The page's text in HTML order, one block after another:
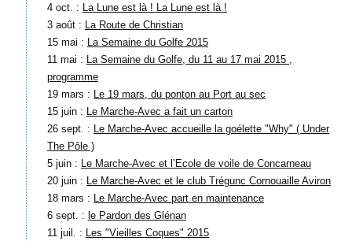
4 oct. :
La Lune est là ! La Lune est là !
3 août :
La Route de Christian
15 mai :
La Semaine du Golfe 2015
11 mai :
La Semaine du Golfe, du 11 au 17 mai 2015 ,
programme
19 mars :
Le 19 mars, du ponton au Port au sec
15 juin :
Le Marche-Avec a fait un carton
26 sept. :
Le Marche-Avec accueille la goélette "Why" ( Under
The Pôle )
5 juin :
Le Marche-Avec et l’Ecole de voile de Concarneau
20 juin :
Le Marche-Avec et le club Trégunc Cornouaille Aviron
18 mars :
Le Marche-Avec part en maintenance
6 sept. : le Pardon des Glénan
11 juil. :
Les "Vieilles Coques" 2015